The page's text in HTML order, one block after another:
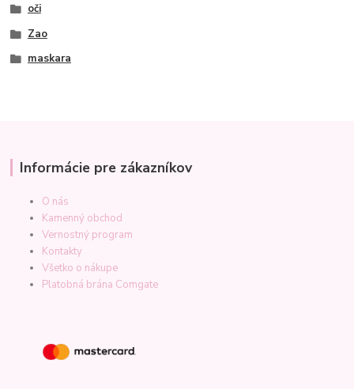
oči
Zao
maskara
Informácie pre zákazníkov
O nás
Kamenný obchod
Vernostný program
Kontakty
Všetko o nákupe
Platobná brána Comgate